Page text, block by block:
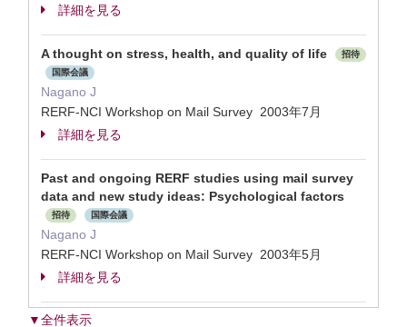
詳細を見る
A thought on stress, health, and quality of life
招待
国際会議
Nagano J
RERF-NCI Workshop on Mail Survey 2003年7月
詳細を見る
Past and ongoing RERF studies using mail survey
data and new study ideas: Psychological factors
招待 国際会議
Nagano J
RERF-NCI Workshop on Mail Survey 2003年5月
詳細を見る
▼全件表示